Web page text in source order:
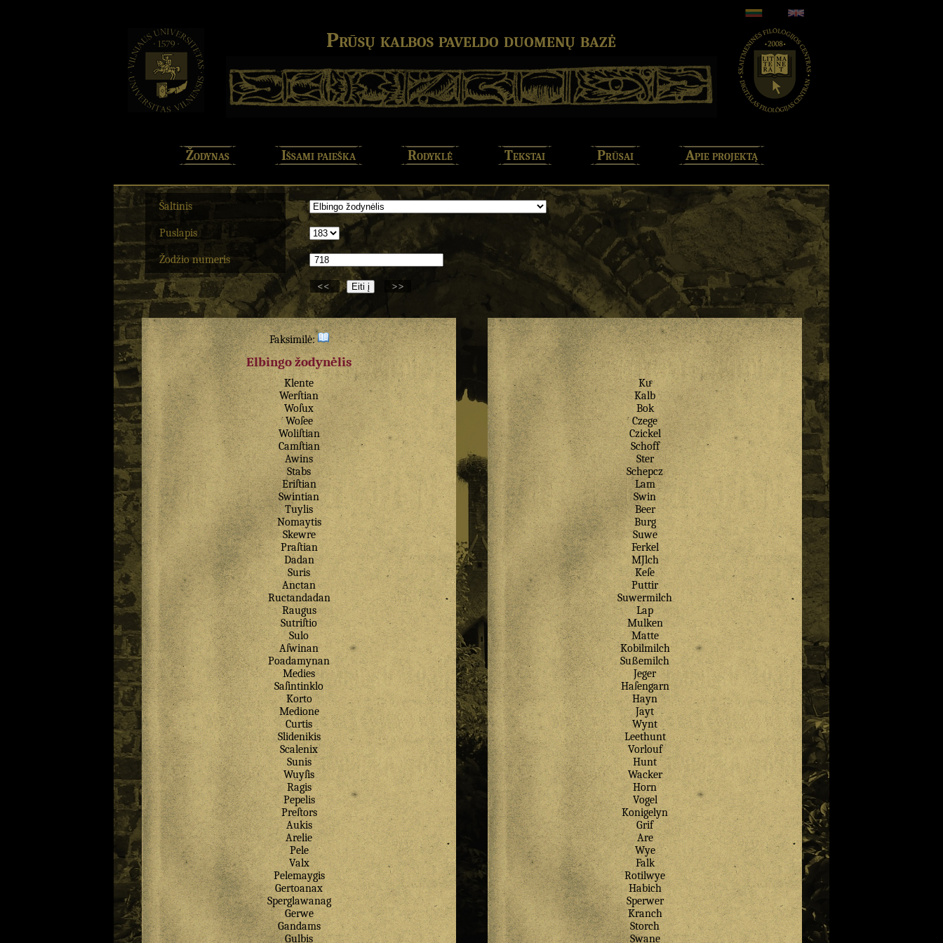
Prūsų kalbos paveldo duomenų bazė
Žodynas Išsami paieška Rodyklė Tekstai Prūsai Apie projektą
Šaltinis
Puslapis
Žodžio numeris
<< >>
Faksimilė:
Elbingo žodynėlis
Klente
Werſtian
Woſux
Woſee
Woliſtian
Camſtian
Awins
Stabs
Eriſtian
Swintian
Tuylis
Nomaytis
Skewre
Praſtian
Dadan
Suris
Anctan
Ructandadan
Raugus
Sutriſtio
Sulo
Aſwinan
Poadamynan
Medies
Saſintinklo
Korto
Medione
Curtis
Slidenikis
Scalenix
Sunis
Wuyſis
Ragis
Pepelis
Preſtors
Aukis
Arelie
Pele
Valx
Pelemaygis
Gertoanax
Sperglawanag
Gerwe
Gandams
Gulbis
Kuͤ
Kalb
Bok
Czege
Czickel
Schoff
Ster
Schepcz
Lam
Swin
Beer
Burg
Suwe
Ferkel
MJlch
Keſe
Puttir
Suwermilch
Lap
Mulken
Matte
Kobilmilch
Sußemilch
Jeger
Haſengarn
Hayn
Jayt
Wynt
Leethunt
Vorlouf
Hunt
Wacker
Horn
Vogel
Konigelyn
Grif
Are
Wye
Falk
Rotilwye
Habich
Sperwer
Kranch
Storch
Swane